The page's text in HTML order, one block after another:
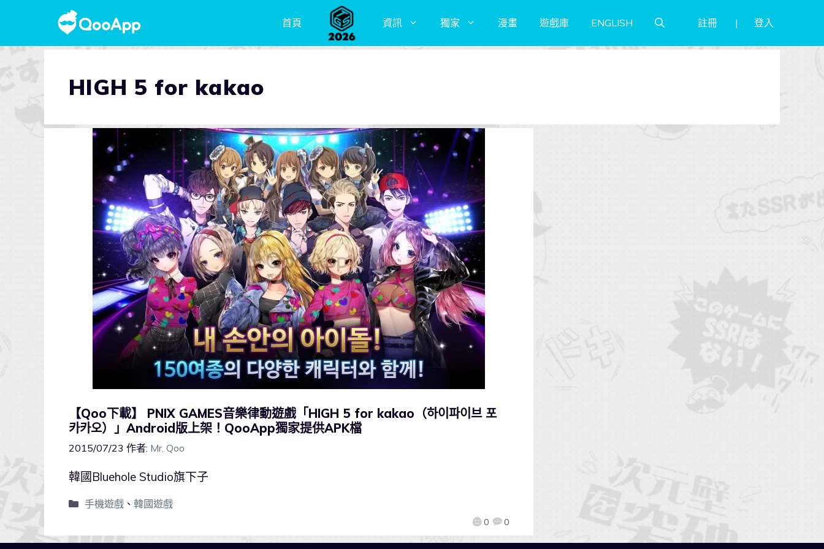
首頁 資訊 獨家 漫畫 遊戲庫 ENGLISH 註冊 登入
HIGH 5 for kakao
【Qoo下載】 PNIX GAMES音樂律動遊戲「HIGH 5 for kakao（하이파이브 포
카카오）」Android版上架！QooApp獨家提供APK檔
2015/07/23 作者: Mr. Qoo
0 0
韓國Bluehole Studio旗下子
手機遊戲、 韓國遊戲